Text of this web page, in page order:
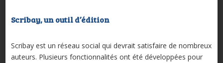
Scribay, un outil d’édition
Scribay est un réseau social qui devrait satisfaire de nombreux
auteurs. Plusieurs fonctionnalités ont été développées pour